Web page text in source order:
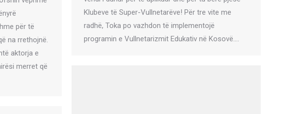
Klubeve të Super-Vullnetarëve! Për tre vite me
radhë, Toka po vazhdon të implementojë
programin e Vullnetarizmit Edukativ në Kosovë.…
për të
na rrethojnë.
aktorja e
merret që